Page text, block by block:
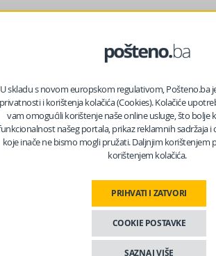
nema još potpunu informaciju sa svih
svim općinskim/gradskim izbornim
U skladu s novom europskom regulativom, Pošteno.ba
privatnosti i korištenja kolačića (Cookies). Kolačiće
vam omogućili korištenje naše online usluge, što bolje
našeg portala, prikaz reklamnih sadržaja
koje inače ne bismo mogli pružati. Daljnjim korištenjem
korištenjem kolačića.
PRIHVATI I ZATVORI
COOKIE POSTAVKE
SAZNAJ VIŠE